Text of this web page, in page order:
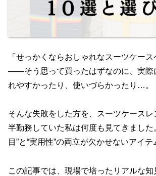
「せっかくならおしゃれなスーツケース
——そう思って買ったはずなのに、実際
れやすかったり、使いづらかったり…。
そんな失敗をした方を、スーツケース
半勤務していた私は何度も見てきました
目”と“実用性”の両立が欠かせないアイテ
この記事では、現場で培ったリアルな